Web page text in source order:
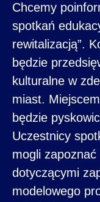
Chcemy
spotkań
rewitalizacją”.
będzie
kulturalne w
miast.
będzie
Uczestnicy
mogli zapoznać
dotyczącymi
modelowego